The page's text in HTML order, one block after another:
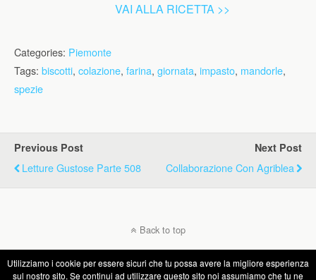
VAI ALLA RICETTA >>
Categories: Piemonte
Tags: biscotti, colazione, farina, giornata, impasto, mandorle,
spezie
Previous Post
Letture Gustose Parte 508
Next Post
Collaborazione Con Agriblea
Back to top
Mobile Desktop
Utilizziamo i cookie per essere sicuri che tu possa avere la migliore esperienza
sul nostro sito. Se continui ad utilizzare questo sito noi assumiamo che tu ne